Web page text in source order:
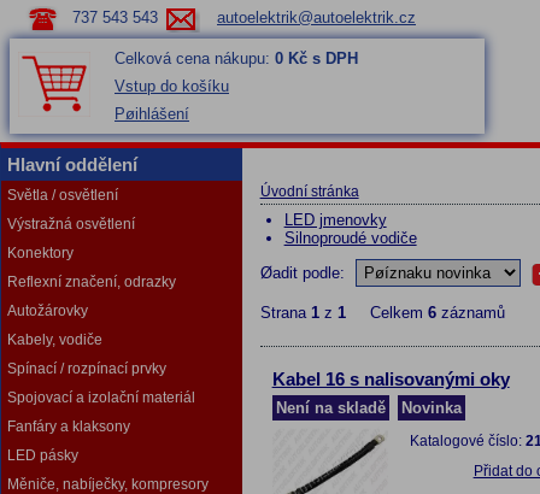
737 543 543 autoelektrik@autoelektrik.cz
Celková cena nákupu: 0 Kč s DPH
Vstup do košíku
Pøihlášení
Hlavní oddělení
Světla / osvětlení
Výstražná osvětlení
Konektory
Reflexní značení, odrazky
Autožárovky
Kabely, vodiče
Spínací / rozpínací prvky
Spojovací a izolační materiál
Fanfáry a klaksony
LED pásky
Měniče, nabíječky, kompresory
Úvodní stránka
LED jmenovky
Silnoproudé vodiče
Øadit podle:
Strana 1z 1Celkem 6záznamů
Kabel 16 s nalisovanými oky
Není na skladě Novinka
Katalogové číslo:
Přidat do